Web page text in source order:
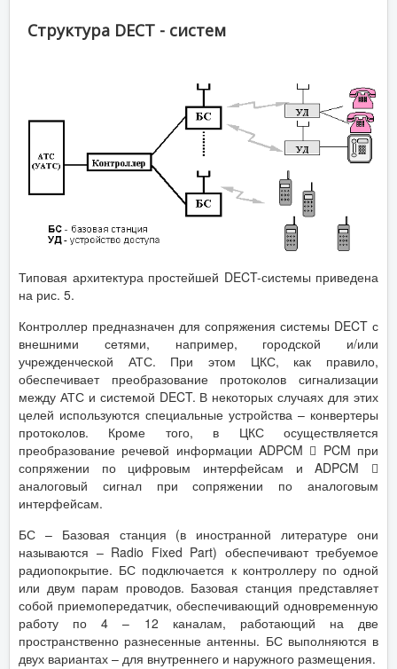
Структура DECT - систем
Типовая архитектура простейшей DECT-системы приведена
на рис. 5.
Контроллер предназначен для сопряжения системы DECT с
внешними сетями, например, городской и/или
учрежденческой АТС. При этом ЦКС, как правило,
обеспечивает преобразование протоколов сигнализации
между АТС и системой DECT. В некоторых случаях для этих
целей используются специальные устройства – конвертеры
протоколов. Кроме того, в ЦКС осуществляется
преобразование речевой информации ADPCM  PCM при
сопряжении по цифровым интерфейсам и ADPCM 
аналоговый сигнал при сопряжении по аналоговым
интерфейсам.
БС – Базовая станция (в иностранной литературе они
называются – Radio Fixed Part) обеспечивают требуемое
радиопокрытие. БС подключается к контроллеру по одной
или двум парам проводов. Базовая станция представляет
собой приемопередатчик, обеспечивающий одновременную
работу по 4 – 12 каналам, работающий на две
пространственно разнесенные антенны. БС выполняются в
двух вариантах – для внутреннего и наружного размещения.